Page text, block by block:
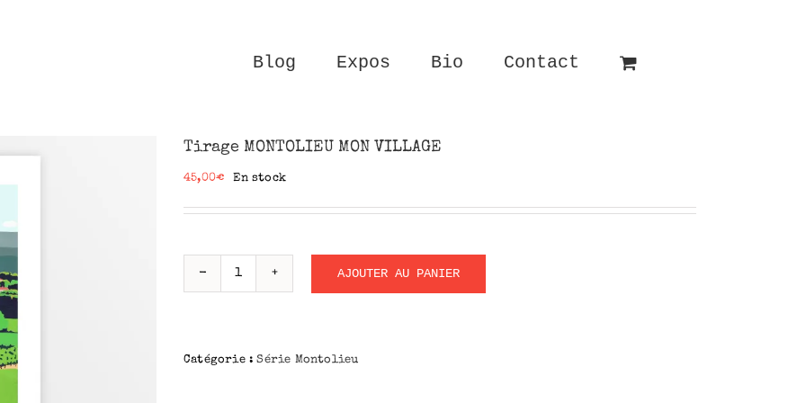
Blog Expos Bio Contact
Tirage MONTOLIEU MON VILLAGE
45,00€ En stock
MON
AJOUTER AU PANIER
Catégorie :Série Montolieu